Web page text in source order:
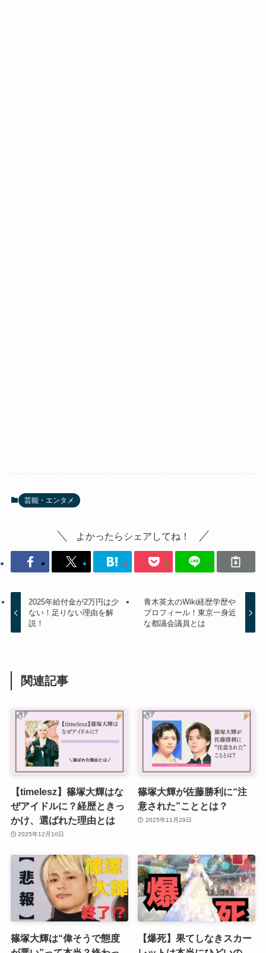
芸能・エンタメ
よかったらシェアしてね！
2025年給付金が2万円は少
ない！足りない理由を解
説！
青木英太のWiki経歴学歴や
プロフィール！東京一身近
な都議会議員とは
関連記事
【timelesz】篠塚大輝はな
ぜアイドルに？経歴ときっ
かけ、選ばれた理由とは
2025年12月10日
篠塚大輝が佐藤勝利に“注
意された”こととは？
2025年11月29日
篠塚大輝は“偉そうで態度
【爆死】果てしなきスカー